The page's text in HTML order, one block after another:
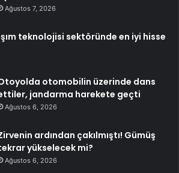
Ağustos 7, 2026
teknolojisi sektöründe en iyi hisse
otomobilin üzerinde dans
jandarma harekete geçti
Ağustos 6, 2026
ardından çakılmıştı! Gümüş
yükselecek mi?
Ağustos 6, 2026